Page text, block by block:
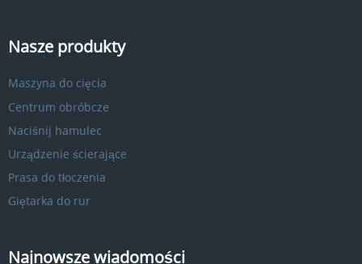
Nasze produkty
Maszyna do cięcia
Centrum obróbcze
Naciśnij hamulec
Urządzenie ścierające
Prasa do tłoczenia
Giętarka do rur
Najnowsze wiadomości